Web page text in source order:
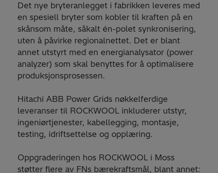
Det nye bryteranlegget i fabrikken leveres med
en spesiell bryter som kobler til kraften på en
skånsom måte, såkalt én-polet synkronisering,
uten å påvirke regionalnettet. Det er blant
annet utstyrt med en energianalysator (power
analyzer) som skal benyttes for å optimalisere
produksjonsprosessen.
Hitachi ABB Power Grids nøkkelferdige
leveranser til ROCKWOOL inkluderer utstyr,
ingeniørtjenester, kabellegging, montasje,
testing, idriftsettelse og opplæring.
Oppgraderingen hos ROCKWOOL i Moss
støtter flere av FNs bærekraftsmål, blant annet: